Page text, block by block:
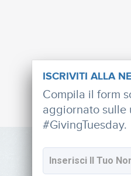
ISCRIVITI ALLA
Compila il form
aggiornato sulle
#GivingTuesday.